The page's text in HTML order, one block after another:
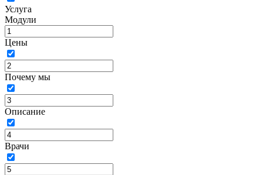
Услуга
Модули
Цены
Почему мы
Описание
Врачи